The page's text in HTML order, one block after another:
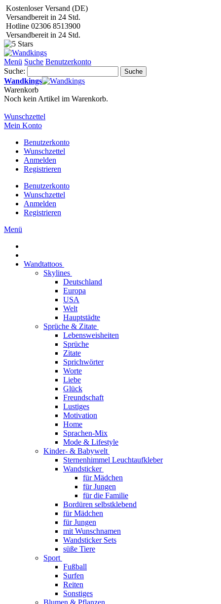
Kostenloser Versand (DE)
Versandbereit in 24 Std.
Hotline 02306 8513900
Versandbereit in 24 Std.
Menü Suche Benutzerkonto
Suche:
Suche
Wandkings
Warenkorb
Noch kein Artikel im Warenkorb.
Wunschzettel
Mein Konto
Benutzerkonto
Wunschzettel
Anmelden
Registrieren
Benutzerkonto
Wunschzettel
Anmelden
Registrieren
Menü
Wandtattoos
Skylines
Deutschland
Europa
USA
Welt
Hauptstädte
Sprüche & Zitate
Lebensweisheiten
Sprüche
Zitate
Sprichwörter
Worte
Liebe
Glück
Freundschaft
Lustiges
Motivation
Home
Sprachen-Mix
Mode & Lifestyle
Kinder- & Babywelt
Sternenhimmel Leuchtaufkleber
Wandsticker
für Mädchen
für Jungen
für die Familie
Bordüren selbstklebend
für Mädchen
für Jungen
mit Wunschnamen
Wandsticker Sets
süße Tiere
Sport
Fußball
Surfen
Reiten
Sonstiges
Blumen & Pflanzen